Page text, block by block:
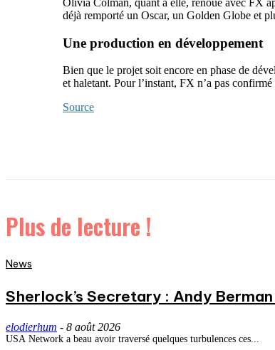
Olivia Colman, quant à elle, renoue avec FX
déjà remporté un Oscar, un Golden Globe et
Une production en développement
Bien que le projet soit encore en phase de
et haletant. Pour l’instant, FX n’a pas
Source
Plus de lecture !
News
Sherlock’s Secretary : Andy
elodierhum - 8 août 2026
USA Network a beau avoir traversé quelques turbulences ces...